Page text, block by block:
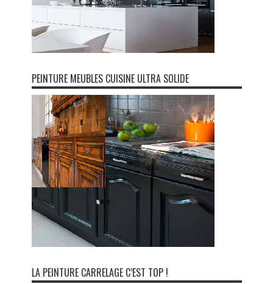
PEINTURE MEUBLES CUISINE ULTRA SOLIDE
LA PEINTURE CARRELAGE C’EST TOP !